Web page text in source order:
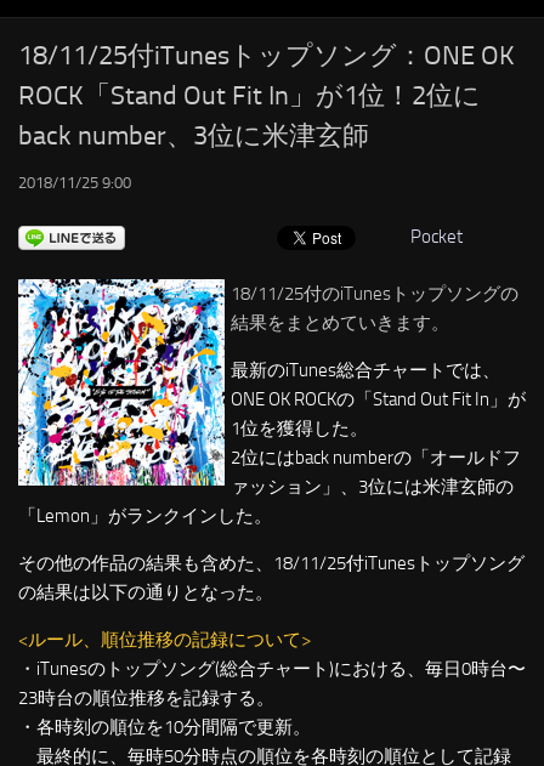
RSS
LINKS
18/11/25付iTunesトップソング：ONE OK
ROCK「Stand Out Fit In」が1位！2位に
back number、3位に米津玄師
2018/11/25 9:00
Pocket
18/11/25付のiTunesトップソングの
結果をまとめていきます。
最新のiTunes総合チャートでは、
ONE OK ROCKの「Stand Out Fit In」が
1位を獲得した。
2位にはback numberの「オールドフ
ァッション」、3位には米津玄師の
「Lemon」がランクインした。
その他の作品の結果も含めた、18/11/25付iTunesトップソング
の結果は以下の通りとなった。
<ルール、順位推移の記録について>
・iTunesのトップソング(総合チャート)における、毎日0時台〜
23時台の順位推移を記録する。
・各時刻の順位を10分間隔で更新。
最終的に、毎時50分時点の順位を各時刻の順位として記録